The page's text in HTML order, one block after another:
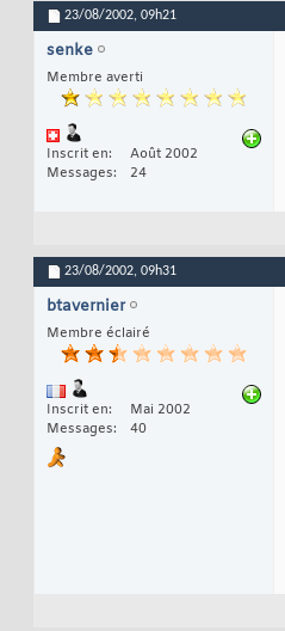
23/08/2002, 09h21
senke
Membre averti
Inscrit en
Août 2002
Messages
24
23/08/2002, 09h31
btavernier
Membre éclairé
Inscrit en
Mai 2002
Messages
40